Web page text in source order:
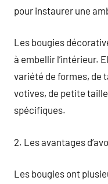
pour instaurer une
Les bougies
à embellir l’intérieur.
variété de formes, de
votives, de petite
spécifiques.
2. Les avantages
Les bougies ont